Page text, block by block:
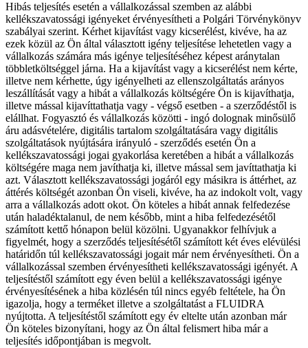
Hibás teljesítés esetén a vállalkozással szemben az alábbi
kellékszavatossági igényeket érvényesítheti a Polgári Törvénykönyv
szabályai szerint. Kérhet kijavítást vagy kicserélést, kivéve, ha az
ezek közül az Ön által választott igény teljesítése lehetetlen vagy a
vállalkozás számára más igénye teljesítéséhez képest aránytalan
többletköltséggel járna. Ha a kijavítást vagy a kicserélést nem kérte,
illetve nem kérhette, úgy igényelheti az ellenszolgáltatás arányos
leszállítását vagy a hibát a vállalkozás költségére Ön is kijavíthatja,
illetve mással kijavíttathatja vagy - végső esetben - a szerződéstől is
elállhat. Fogyasztó és vállalkozás közötti - ingó dolognak minősülő
áru adásvételére, digitális tartalom szolgáltatására vagy digitális
szolgáltatások nyújtására irányuló - szerződés esetén Ön a
kellékszavatossági jogai gyakorlása keretében a hibát a vállalkozás
költségére maga nem javíthatja ki, illetve mással sem javíttathatja ki
azt. Választott kellékszavatossági jogáról egy másikra is áttérhet, az
áttérés költségét azonban Ön viseli, kivéve, ha az indokolt volt, vagy
arra a vállalkozás adott okot. Ön köteles a hibát annak felfedezése
után haladéktalanul, de nem később, mint a hiba felfedezésétől
számított kettő hónapon belül közölni. Ugyanakkor felhívjuk a
figyelmét, hogy a szerződés teljesítésétől számított két éves elévülési
határidőn túl kellékszavatossági jogait már nem érvényesítheti. Ön a
vállalkozással szemben érvényesítheti kellékszavatossági igényét. A
teljesítéstől számított egy éven belül a kellékszavatossági igénye
érvényesítésének a hiba közlésén túl nincs egyéb feltétele, ha Ön
igazolja, hogy a terméket illetve a szolgáltatást a FLUIDRA
nyújtotta. A teljesítéstől számított egy év eltelte után azonban már
Ön köteles bizonyítani, hogy az Ön által felismert hiba már a
teljesítés időpontjában is megvolt.